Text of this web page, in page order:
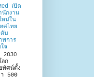
เปิด
นักงาน
หม่ใน
ศไทย
ดับ
พการ
จ
2030
ลก
ทัศน์ตั้ง
า 500